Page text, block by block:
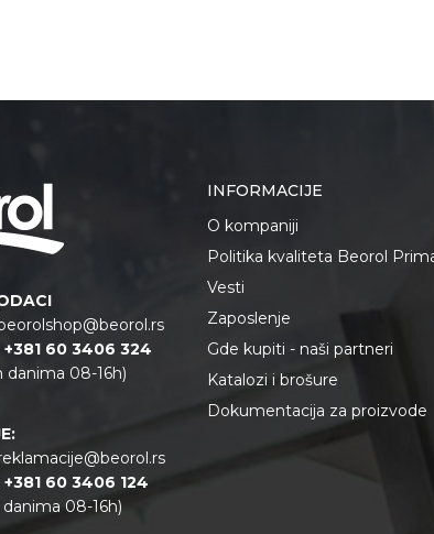
+381 60 3406 324
danima 08-16h)
+381 60 3406 124
08-16h)
INFORMACIJE
O kompaniji
Politika kvaliteta Beorol
Vesti
Zaposlenje
Gde kupiti - naši partneri
Katalozi i brošure
Dokumentacija za proizvode